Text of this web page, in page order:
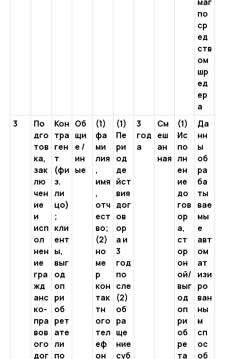
по
ср
ед
ств
ом
шр
ед
ер
а
3
По
дго
тов
ка,
зак
лю
чен
ие
и
исп
ол
нен
ие
гра
жд
анс
ко-
пра
вов
ого
дог
Кон
тра
ген
т
(фи
з.
ли
цо)
;
кли
ент
ы,
выг
од
оп
ри
об
рет
ате
ли
по
Об
щи
е /
ин
ые
(1)
фа
ми
лия
,
имя
,
отч
ест
во;
(2)
но
ме
р
кон
так
тн
ого
тел
еф
он
(1)
Пе
ри
од
де
йст
вия
дог
ов
ор
а и
3
год
по
сле
(2)
об
ра
ще
ние
суб
3
год
а
См
еш
ан
ная
(1)
Ис
по
лн
ен
ие
до
гов
ор
а,
ст
ор
он
ой/
выг
од
оп
ри
об
ре
та
Да
нн
ы
об
ра
ба
ты
вае
мы
е
авт
ом
ат
изи
ро
ван
ны
м
сп
ос
об